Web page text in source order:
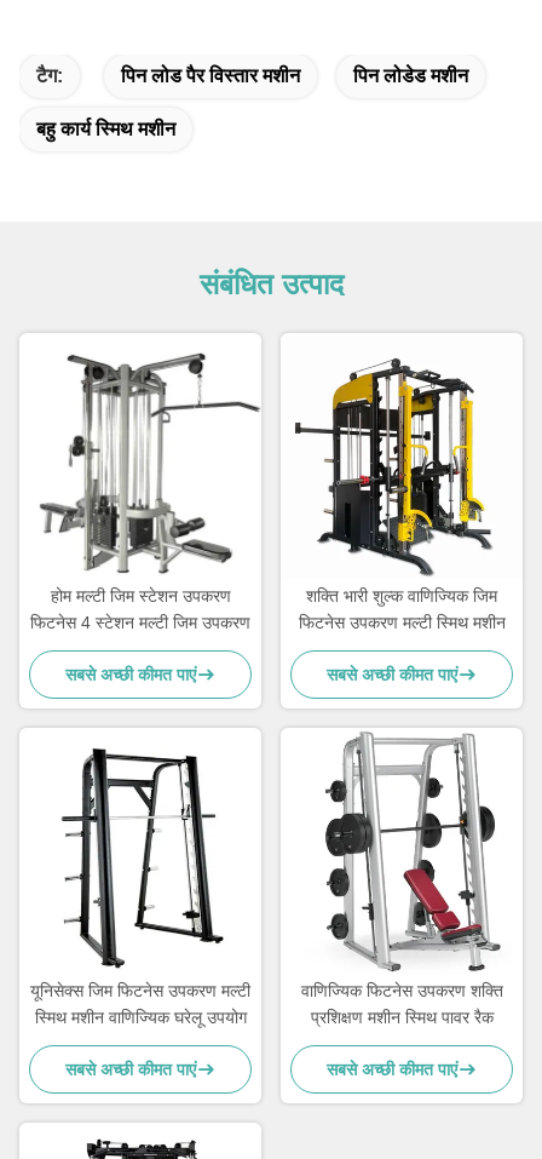
टैग: पिन लोड पैर विस्तार मशीन पिन लोडेड मशीन
बहु कार्य स्मिथ मशीन
संबंधित उत्पाद
होम मल्टी जिम स्टेशन उपकरण
फिटनेस 4 स्टेशन मल्टी जिम उपकरण
सबसे अच्छी कीमत पाएं
शक्ति भारी शुल्क वाणिज्यिक जिम
फिटनेस उपकरण मल्टी स्मिथ मशीन
सबसे अच्छी कीमत पाएं
यूनिसेक्स जिम फिटनेस उपकरण मल्टी
स्मिथ मशीन वाणिज्यिक घरेलू उपयोग
सबसे अच्छी कीमत पाएं
वाणिज्यिक फिटनेस उपकरण शक्ति
प्रशिक्षण मशीन स्मिथ पावर रैक
सबसे अच्छी कीमत पाएं